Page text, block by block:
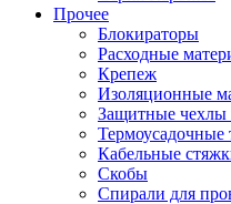
Прочее
Блокираторы
Расходные
Крепеж
Изоляционные
Защитные чехлы
Термоусадочные
Кабельные
Скобы
Спирали для